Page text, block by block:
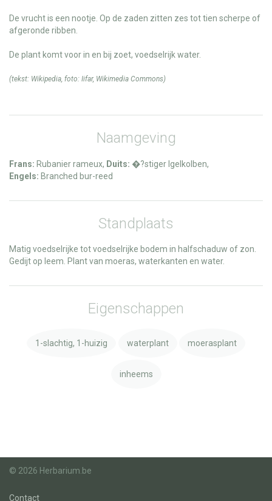
De vrucht is een nootje. Op de zaden zitten zes tot tien scherpe of
afgeronde ribben.
De plant komt voor in en bij zoet, voedselrijk water.
(tekst: Wikipedia, foto: Iifar, Wikimedia Commons)
Naamgeving
Frans: Rubanier rameux, Duits: �?stiger Igelkolben,
Engels: Branched bur-reed
Standplaats
Matig voedselrijke tot voedselrijke bodem in halfschaduw of zon.
Gedijt op leem. Plant van moeras, waterkanten en water.
Eigenschappen
1-slachtig, 1-huizig waterplant moerasplant
inheems
© 2026 Herbarium.be
Contact